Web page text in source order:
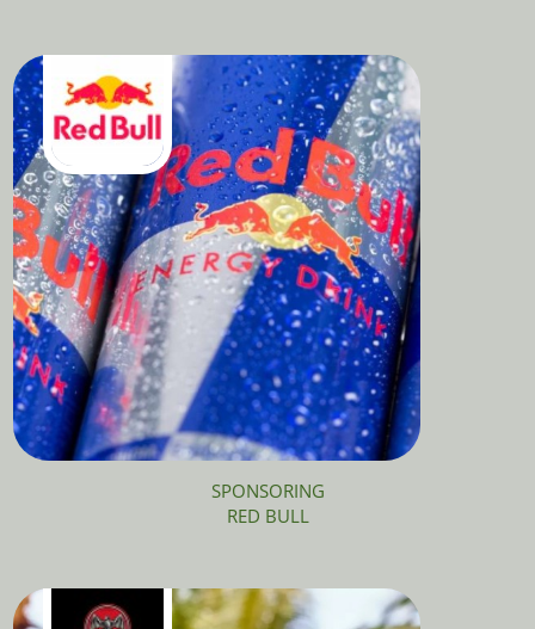
SPONSORING
RED BULL